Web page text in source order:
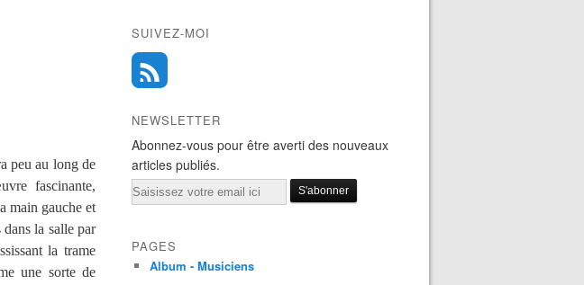
peu au long de
fascinante,
main gauche et
la salle par
la trame
une sorte de
SUIVEZ-MOI
NEWSLETTER
Abonnez-vous pour être averti des nouveaux
articles publiés.
Email
PAGES
Album - Musiciens